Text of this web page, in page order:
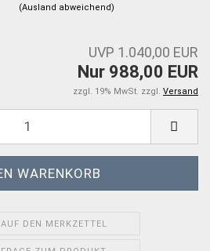
(Ausland abweichend)
UVP 1.040,00 EUR
Nur 988,00 EUR
zzgl. 19% MwSt. zzgl. Versand
AUF DEN MERKZETTEL